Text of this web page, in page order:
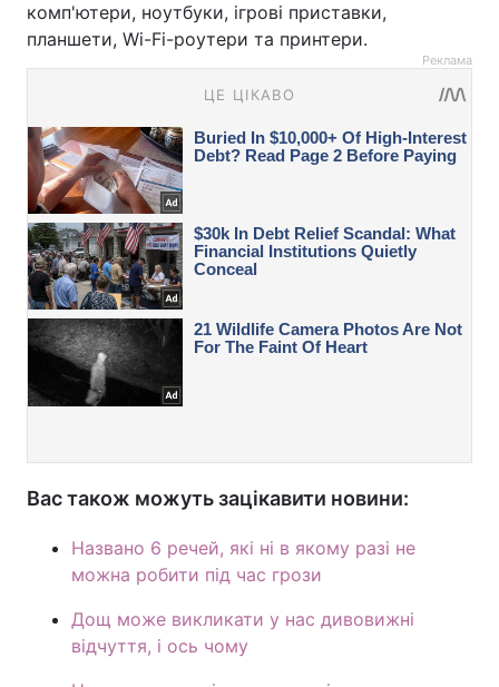
комп'ютери, ноутбуки, ігрові приставки,
планшети, Wi-Fi-роутери та принтери.
Реклама
Вас також можуть зацікавити новини:
Названо 6 речей, які ні в якому разі не
можна робити під час грози
Дощ може викликати у нас дивовижні
відчуття, і ось чому